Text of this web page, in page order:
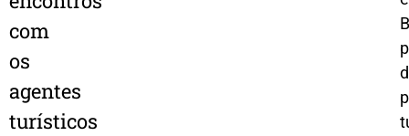
com
os
agentes
turísticos